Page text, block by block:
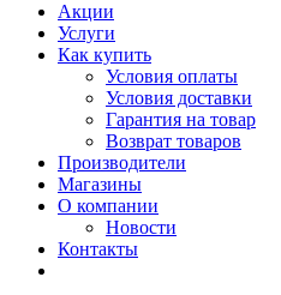
Акции
Услуги
Как купить
Условия оплаты
Условия доставки
Гарантия на товар
Возврат товаров
Производители
Магазины
О компании
Новости
Контакты